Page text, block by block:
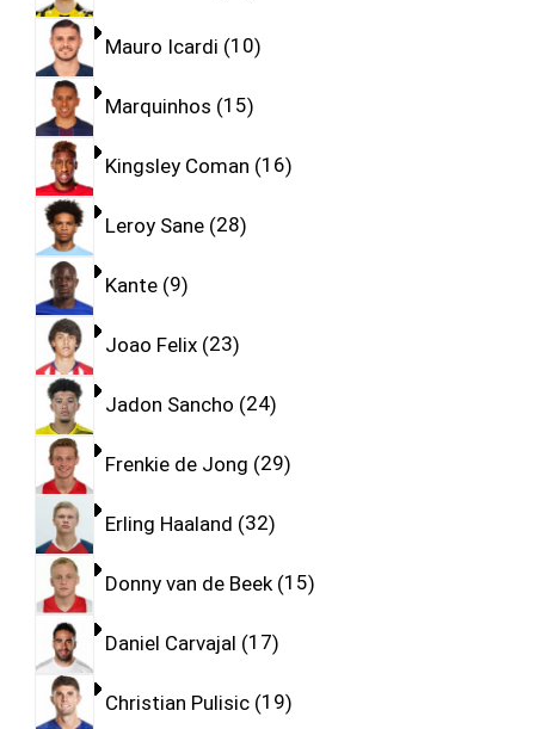
Mauro Icardi 10
Marquinhos 15
Kingsley Coman 16
Leroy Sane 28
Kante 9
Joao Felix 23
Jadon Sancho 24
Frenkie de Jong 29
Erling Haaland 32
Donny van de Beek 15
Daniel Carvajal 17
Christian Pulisic 19